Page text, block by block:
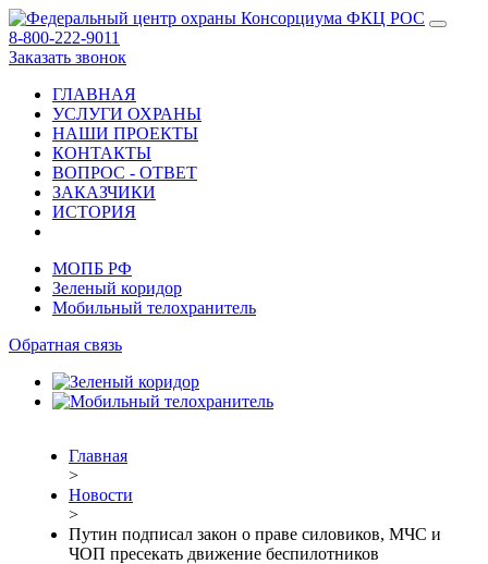
8-800-222-9011
Заказать звонок
ГЛАВНАЯ
УСЛУГИ ОХРАНЫ
НАШИ ПРОЕКТЫ
КОНТАКТЫ
ВОПРОС - ОТВЕТ
ЗАКАЗЧИКИ
ИСТОРИЯ
МОПБ РФ
Зеленый коридор
Мобильный телохранитель
Обратная связь
Главная
>
Новости
>
Путин подписал закон о праве силовиков, МЧС и
ЧОП пресекать движение беспилотников